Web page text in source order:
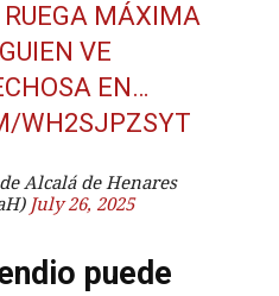
RUEGA MÁXIMA
VE
EN…
WH2SJPZSYT
Alcalá de Henares
July 26, 2025
puede